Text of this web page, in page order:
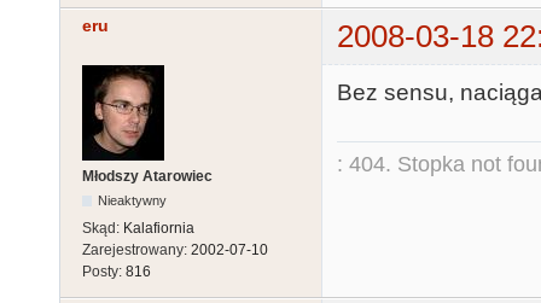
eru 2008-03-18
Młodszy Atarowiec
Nieaktywny
Skąd: Kalafiornia
Zarejestrowany: 2002-07-10
Posty: 816
Bez sensu,
: 404. Stopka not